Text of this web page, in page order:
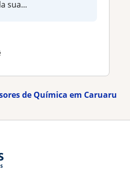
sua...
de Química em Caruaru